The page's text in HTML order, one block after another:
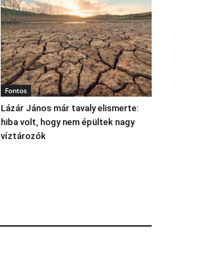
Fontos
Lázár János már tavaly elismerte:
hiba volt, hogy nem épültek nagy
víztározók